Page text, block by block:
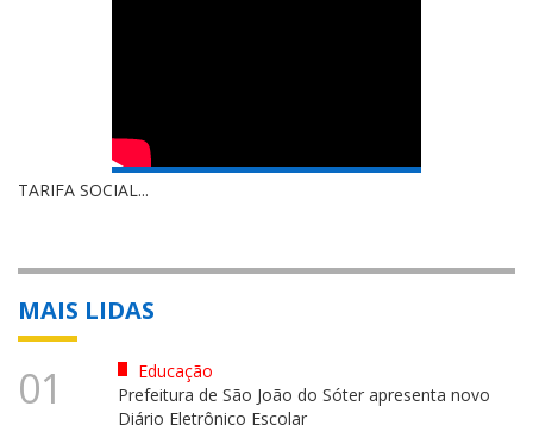
TARIFA SOCIAL...
MAIS LIDAS
01
Educação
Prefeitura de São João do Sóter apresenta novo
Diário Eletrônico Escolar